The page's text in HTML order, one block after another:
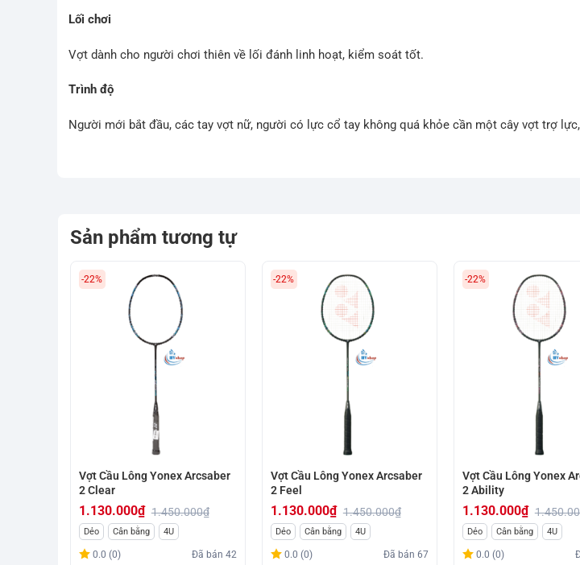
Lối chơi
Vợt dành cho người chơi thiên về lối đánh linh hoạt, kiểm soát tốt.
Trình độ
Người mới bắt đầu, các tay vợt nữ, người có lực cổ tay không quá khỏe cần một cây vợt trợ
Sản phẩm tương tự
-22%
Vợt Cầu Lông Yonex Arcsaber
2 Clear
1.450.000₫
Giá
gốc
1.130.000₫
Giá
hiện
Dẻo Cân bằng 4U
0.0 (0) Đã bán42
-22%
Vợt Cầu Lông Yonex Arcsaber
2 Feel
1.450.000₫
Giá
gốc
1.130.000₫
Giá
hiện
Dẻo Cân bằng 4U
0.0 (0) Đã bán67
-22%
Vợt Cầu Lông Yonex
2 Ability
Giá
gốc
1.130.000₫
Giá
hiện
Dẻo Cân bằng 4U
0.0 (0)